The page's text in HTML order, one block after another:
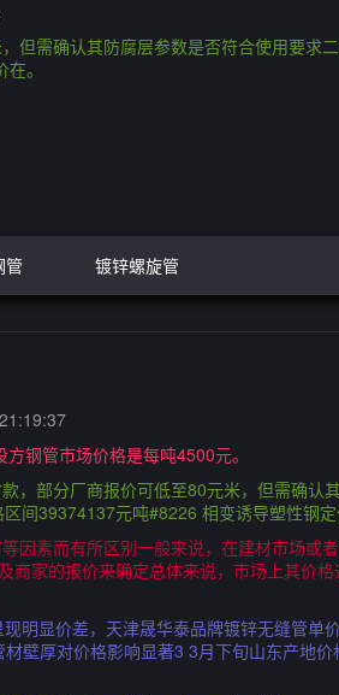
但需确认其防腐层参数是否符合使用要
。
管 镀锌螺旋管
钢管市场价格是每吨4500元。
，部分厂商报价可低至80元米，但需确认
间39374137元吨#8226 相变诱导塑性钢
因素而有所区别一般来说，在建材市场或
商家的报价来确定总体来说，市场上其价
明显价差，天津晟华泰品牌镀锌无缝管单
壁厚对价格影响显著3 3月下旬山东产地